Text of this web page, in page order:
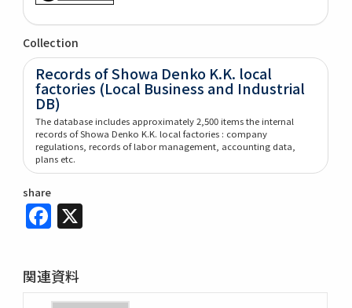
Collection
Records of Showa Denko K.K. local
factories (Local Business and Industrial
DB)
The database includes approximately 2,500 items the internal
records of Showa Denko K.K. local factories : company
regulations, records of labor management, accounting data,
plans etc.
share
Facebook
関連資料